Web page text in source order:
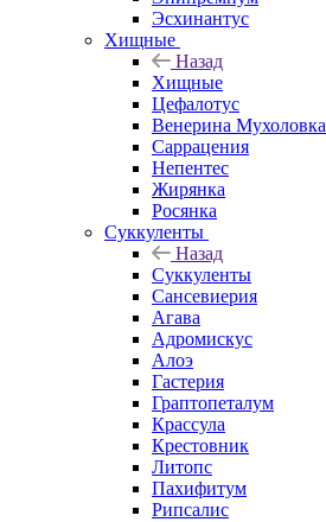
Эсхинантус
Хищные
Назад
Хищные
Цефалотус
Венерина Мухоловка
Саррацения
Непентес
Жирянка
Росянка
Суккуленты
Назад
Суккуленты
Сансевиерия
Агава
Адромискус
Алоэ
Гастерия
Граптопеталум
Крассула
Крестовник
Литопс
Пахифитум
Рипсалис